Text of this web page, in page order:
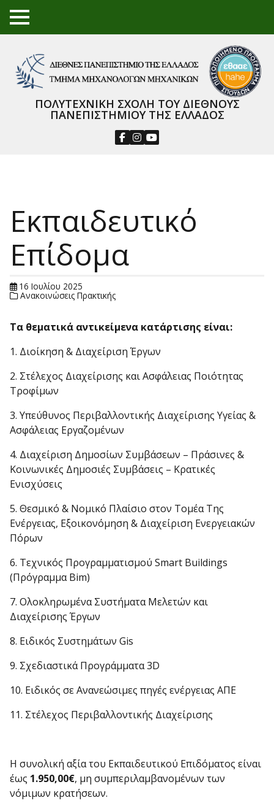
TO
GGL
NU
ΠΟΛΥΤΕΧΝΙΚΗ ΣΧΟΛΗ ΤΟΥ ΔΙΕΘΝΟΥΣ
ΠΑΝΕΠΙΣΤΗΜΙΟΥ ΤΗΣ ΕΛΛΑΔΟΣ
Εκπαιδευτικό
Επίδομα
16 Ιουλίου 2025
Ανακοινώσεις Πρακτικής
Τα θεματικά αντικείμενα κατάρτισης είναι:
1. Διοίκηση & Διαχείριση Έργων
2. Στέλεχος Διαχείρισης και Ασφάλειας Ποιότητας
Τροφίμων
3. Υπεύθυνος Περιβαλλοντικής Διαχείρισης Υγείας &
Ασφάλειας Εργαζομένων
4. Διαχείριση Δημοσίων Συμβάσεων – Πράσινες &
Κοινωνικές Δημοσιές Συμβάσεις – Κρατικές
Ενισχύσεις
5. Θεσμικό & Νομικό Πλαίσιο στον Τομέα Της
Ενέργειας, Εξοικονόμηση & Διαχείριση Ενεργειακών
Πόρων
6. Τεχνικός Προγραμματισμού Smart Buildings
(Πρόγραμμα Bim)
7. Ολοκληρωμένα Συστήματα Μελετών και
Διαχείρισης Έργων
8. Ειδικός Συστημάτων Gis
9. Σχεδιαστικά Προγράμματα 3D
10. Ειδικός σε Ανανεώσιμες πηγές ενέργειας ΑΠΕ
11. Στέλεχος Περιβαλλοντικής Διαχείρισης
Η συνολική αξία του Εκπαιδευτικού Επιδόματος είναι
έως 1.950,00€, μη συμπεριλαμβανομένων των
νόμιμων κρατήσεων.